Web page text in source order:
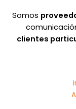
Somos
clientes